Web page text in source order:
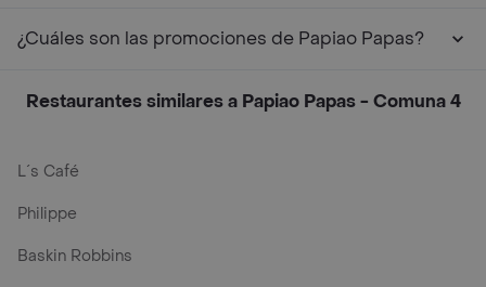
¿Cuáles son las promociones de Papiao Papas?
Restaurantes similares a Papiao Papas - Comuna 4
L´s Café
Philippe
Baskin Robbins